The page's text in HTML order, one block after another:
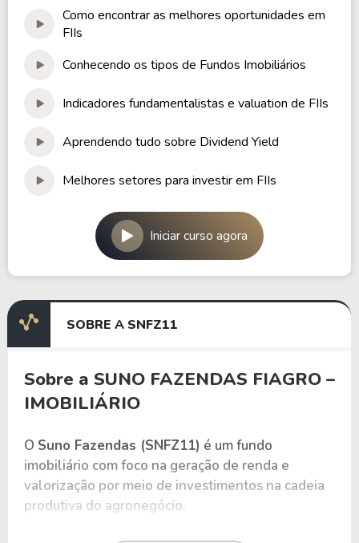
Como encontrar as melhores oportunidades em
FIIs
Conhecendo os tipos de Fundos Imobiliários
Indicadores fundamentalistas e valuation de FIIs
Aprendendo tudo sobre Dividend Yield
Melhores setores para investir em FIIs
Iniciar curso agora
SOBRE A SNFZ11
Sobre a SUNO FAZENDAS FIAGRO –
IMOBILIÁRIO
O Suno Fazendas (SNFZ11) é um fundo
imobiliário com foco na geração de renda e
valorização por meio de investimentos na cadeia
produtiva do agronegócio.